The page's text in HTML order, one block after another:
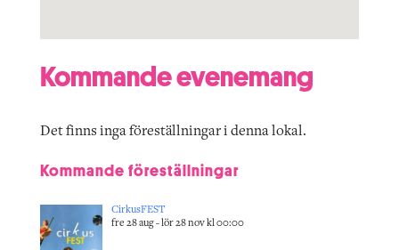
Kommande evenemang
Det finns inga föreställningar i denna lokal.
Kommande föreställningar
CirkusFEST
fre 28 aug - lör 28 nov kl 00:00